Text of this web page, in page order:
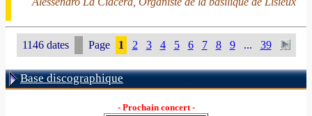
1146 dates Page 1 2 3 4 5 6 7 8 9 ... 39
Base discographique
- Prochain concert -